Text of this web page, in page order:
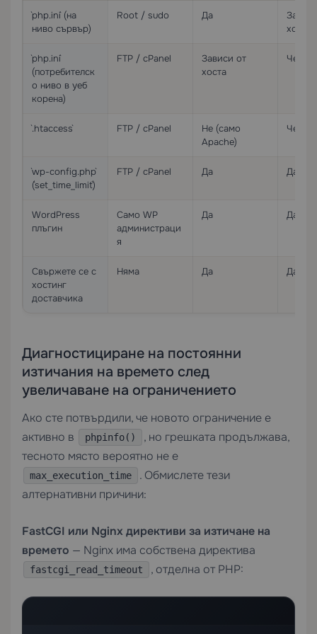
`php.ini` (на
ниво сървър)
Root / sudo Да
хоста
`php.ini`
(потребителск
о ниво в уеб
корена)
FTP / cPanel
Зависи от
хоста
Често
`.htaccess` FTP / cPanel
Не (само
Apache)
Често
`wp-config.php`
(`set_time_limit`)
FTP / cPanel Да Да
WordPress
плъгин
Само WP
администраци
я
Да Да
Свържете се с
хостинг
доставчика
Няма Да Да
Диагностициране на постоянни
изтичания на времето след
увеличаване на ограничението
Ако сте потвърдили, че новото ограничение е
активно в
phpinfo()
, но грешката продължава,
тесното място вероятно не е
max_execution_time
. Обмислете тези
алтернативни причини:
FastCGI или Nginx директиви за изтичане на
времето — Nginx има собствена директива
fastcgi_read_timeout , отделна от PHP: